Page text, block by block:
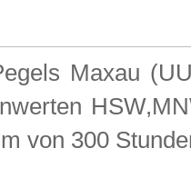
Maxau
von 300